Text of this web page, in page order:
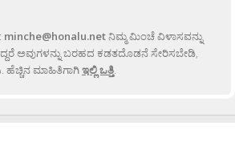
minche@honalu.netನಿಮ್ಮ ಮಿಂಚೆ ವಿಳಾಸವನ್ನು
ಅವುಗಳನ್ನು ಬರಹದ ಕಡತದೊಡನೆ ಸೇರಿಸಬೇಡಿ,
ಮಾಹಿತಿಗಾಗಿಇಲ್ಲಿ ಒತ್ತಿ.